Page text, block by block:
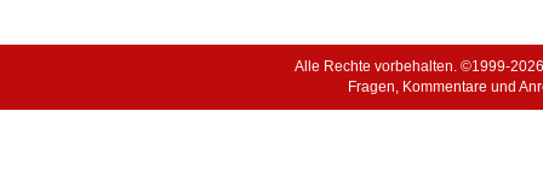
Alle Rechte vorbehalten. ©1999-
Fragen, Kommentare und